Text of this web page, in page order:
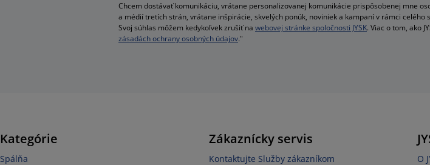
Chcem dostávať komunikáciu, vrátane personalizovanej komunikácie prispôsobenej mne
a médií tretích strán, vrátane inšpirácie, skvelých ponúk, noviniek a kampaní v rámci celého
Svoj súhlas môžem kedykoľvek zrušiť na webovej stránke spoločnosti JYSK. Viac o tom, ako
zásadách ochrany osobných údajov."
Kategórie
Spálňa
Zákaznícky servis
Kontaktujte Služby zákazníkom
O